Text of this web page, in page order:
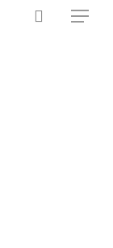
search
Menu